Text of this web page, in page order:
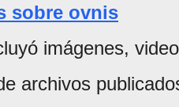
sobre ovnis
imágenes,
archivos